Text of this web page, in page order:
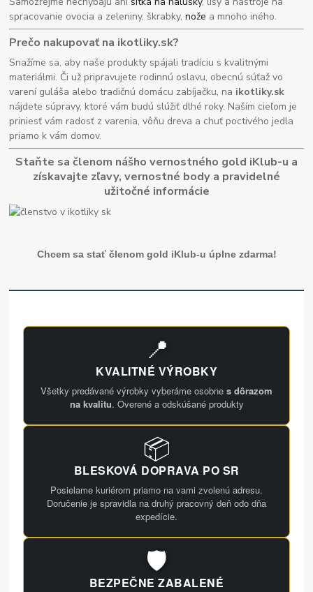
spracovanie ovocia a zeleniny, škrabky,nože a mnoho iného.
Prečo nakupovať na ikotliky.sk?
Snažíme sa, aby naše produkty spájali tradíciu s kvalitnými
materiálmi. Či už pripravujete rodinnú oslavu, obecnú súťaž vo
varení guláša alebo tradičnú domácu zabíjačku, na ikotliky.sk
nájdete súpravy, ktoré vám budú slúžiť dlhé roky. Naším cieľom je
priniesť vám radosť z varenia, vôňu dreva a chuť poctivého jedla
priamo k vám domov.
Staňte sa členom nášho vernostného gold iKlub-u a
získavajte zľavy, vernostné body a pravidelné
užitočné informácie
Chcem sa stať členom gold iKlub-u úplne zdarma!
📍
KVALITNÉ VÝROBKY
Všetky predávané výrobky vyberáme osobne s dôrazom
na kvalitu. Overené a odskúšané produkty
📦
BLESKOVÁ DOPRAVA PO SR
Posielame kuriérom priamo na vami zvolenú adresu.
Doručenie je spravidla na druhý pracovný deň odo dňa
expedície.
🛡️
BEZPEČNE ZABALENÉ